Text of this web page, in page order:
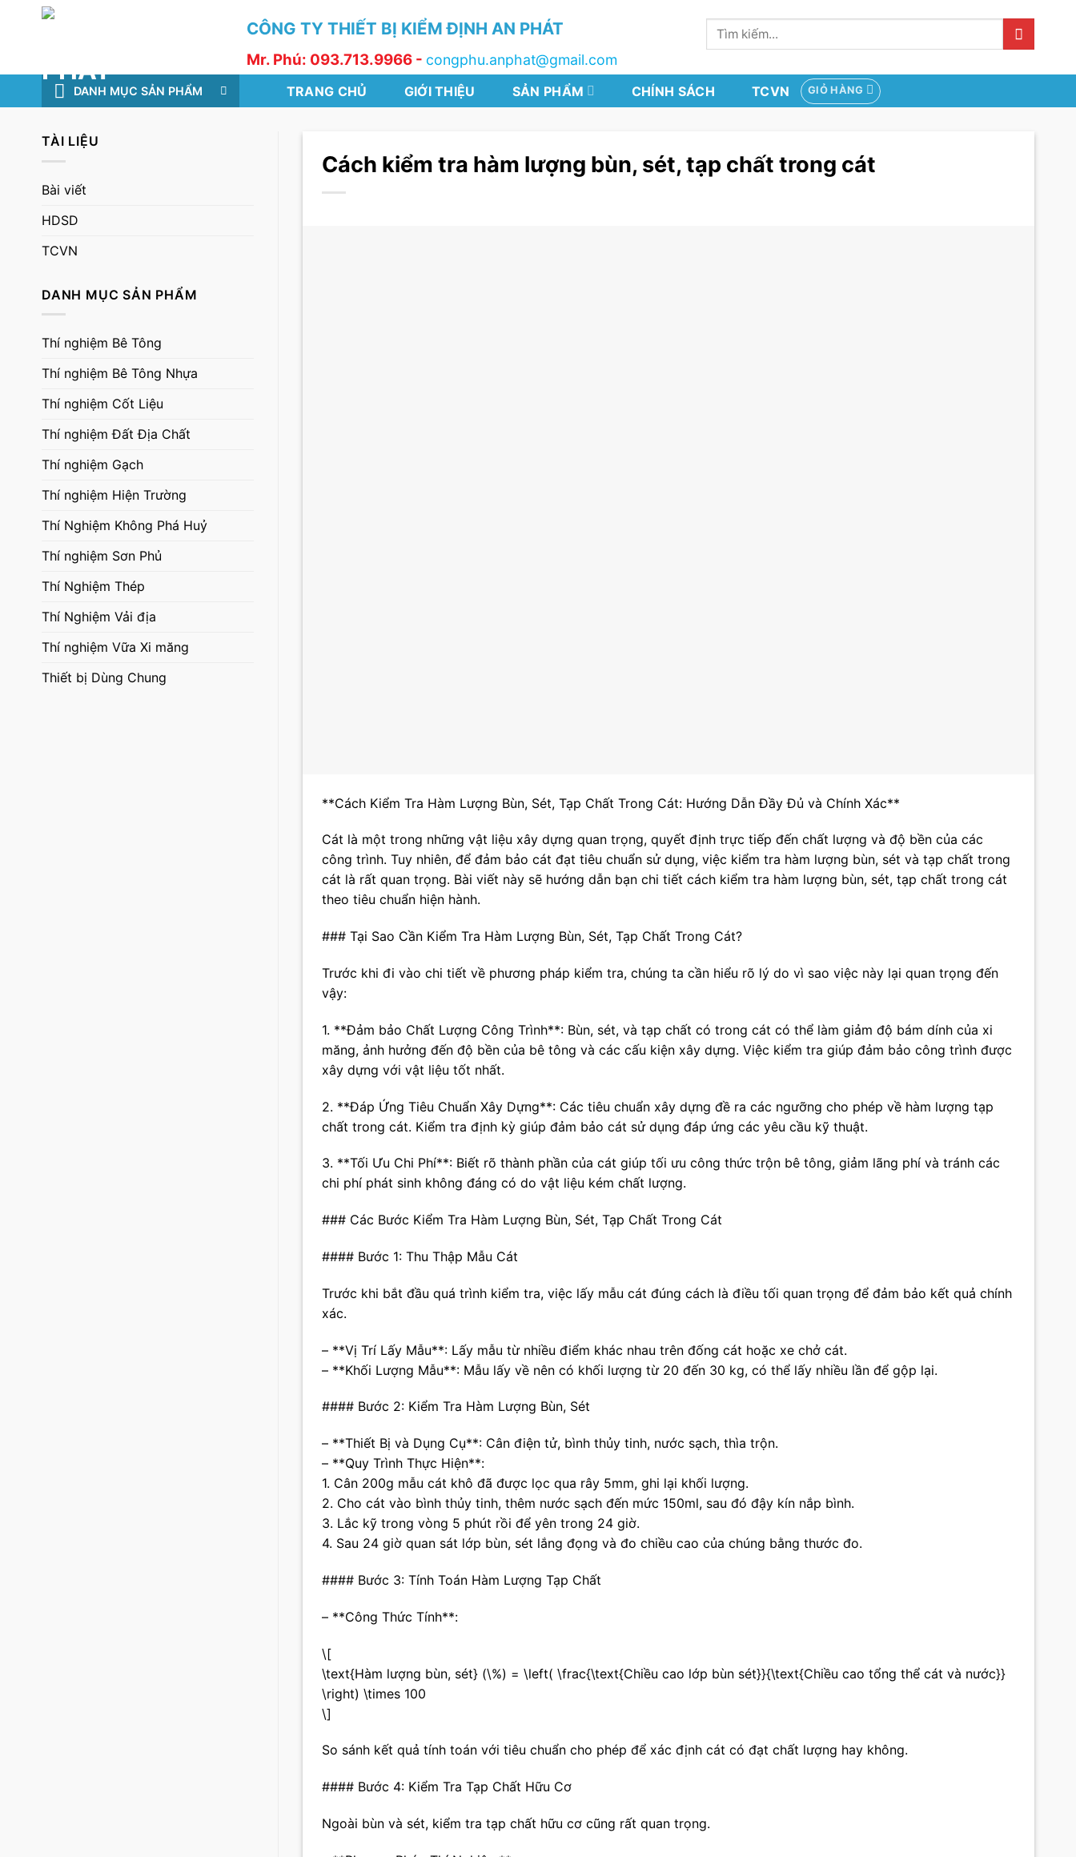
CÔNG TY THIẾT BỊ KIỂM ĐỊNH AN PHÁT
Mr. Phú: 093.713.9966 - congphu.anphat@gmail.com
Tìm
kiếm:
DANH MỤC SẢN PHẨM TRANG CHỦ GIỚI THIỆU SẢN PHẨM CHÍNH SÁCH TCVN GIỎ HÀNG
TÀI LIỆU
Bài viết
HDSD
TCVN
DANH MỤC SẢN PHẨM
Thí nghiệm Bê Tông
Thí nghiệm Bê Tông Nhựa
Thí nghiệm Cốt Liệu
Thí nghiệm Đất Địa Chất
Thí nghiệm Gạch
Thí nghiệm Hiện Trường
Thí Nghiệm Không Phá Huỷ
Thí nghiệm Sơn Phủ
Thí Nghiệm Thép
Thí Nghiệm Vải địa
Thí nghiệm Vữa Xi măng
Thiết bị Dùng Chung
Cách kiểm tra hàm lượng bùn, sét, tạp chất trong cát
**Cách Kiểm Tra Hàm Lượng Bùn, Sét, Tạp Chất Trong Cát: Hướng Dẫn Đầy Đủ và Chính Xác**
Cát là một trong những vật liệu xây dựng quan trọng, quyết định trực tiếp đến chất lượng và độ bền của các
công trình. Tuy nhiên, để đảm bảo cát đạt tiêu chuẩn sử dụng, việc kiểm tra hàm lượng bùn, sét và tạp chất trong
cát là rất quan trọng. Bài viết này sẽ hướng dẫn bạn chi tiết cách kiểm tra hàm lượng bùn, sét, tạp chất trong cát
theo tiêu chuẩn hiện hành.
### Tại Sao Cần Kiểm Tra Hàm Lượng Bùn, Sét, Tạp Chất Trong Cát?
Trước khi đi vào chi tiết về phương pháp kiểm tra, chúng ta cần hiểu rõ lý do vì sao việc này lại quan trọng đến
vậy:
1. **Đảm bảo Chất Lượng Công Trình**: Bùn, sét, và tạp chất có trong cát có thể làm giảm độ bám dính của xi
măng, ảnh hưởng đến độ bền của bê tông và các cấu kiện xây dựng. Việc kiểm tra giúp đảm bảo công trình được
xây dựng với vật liệu tốt nhất.
2. **Đáp Ứng Tiêu Chuẩn Xây Dựng**: Các tiêu chuẩn xây dựng đề ra các ngưỡng cho phép về hàm lượng tạp
chất trong cát. Kiểm tra định kỳ giúp đảm bảo cát sử dụng đáp ứng các yêu cầu kỹ thuật.
3. **Tối Ưu Chi Phí**: Biết rõ thành phần của cát giúp tối ưu công thức trộn bê tông, giảm lãng phí và tránh các
chi phí phát sinh không đáng có do vật liệu kém chất lượng.
### Các Bước Kiểm Tra Hàm Lượng Bùn, Sét, Tạp Chất Trong Cát
#### Bước 1: Thu Thập Mẫu Cát
Trước khi bắt đầu quá trình kiểm tra, việc lấy mẫu cát đúng cách là điều tối quan trọng để đảm bảo kết quả chính
xác.
– **Vị Trí Lấy Mẫu**: Lấy mẫu từ nhiều điểm khác nhau trên đống cát hoặc xe chở cát.
– **Khối Lượng Mẫu**: Mẫu lấy về nên có khối lượng từ 20 đến 30 kg, có thể lấy nhiều lần để gộp lại.
#### Bước 2: Kiểm Tra Hàm Lượng Bùn, Sét
– **Thiết Bị và Dụng Cụ**: Cân điện tử, bình thủy tinh, nước sạch, thìa trộn.
– **Quy Trình Thực Hiện**:
1. Cân 200g mẫu cát khô đã được lọc qua rây 5mm, ghi lại khối lượng.
2. Cho cát vào bình thủy tinh, thêm nước sạch đến mức 150ml, sau đó đậy kín nắp bình.
3. Lắc kỹ trong vòng 5 phút rồi để yên trong 24 giờ.
4. Sau 24 giờ quan sát lớp bùn, sét lắng đọng và đo chiều cao của chúng bằng thước đo.
#### Bước 3: Tính Toán Hàm Lượng Tạp Chất
– **Công Thức Tính**:
\[
\text{Hàm lượng bùn, sét} (\%) = \left( \frac{\text{Chiều cao lớp bùn sét}}{\text{Chiều cao tổng thể cát và nước}}
\right) \times 100
\]
So sánh kết quả tính toán với tiêu chuẩn cho phép để xác định cát có đạt chất lượng hay không.
#### Bước 4: Kiểm Tra Tạp Chất Hữu Cơ
Ngoài bùn và sét, kiểm tra tạp chất hữu cơ cũng rất quan trọng.